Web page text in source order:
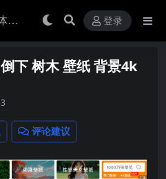
登录
下 树木 壁纸 背景4k
评论建议